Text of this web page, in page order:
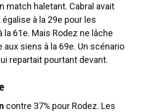
match haletant. Cabral avait
à la 29e pour les
la 61e. Mais Rodez ne lâche
siens à la 69e. Un scénario
repartait pourtant devant.
contre 37% pour Rodez. Les